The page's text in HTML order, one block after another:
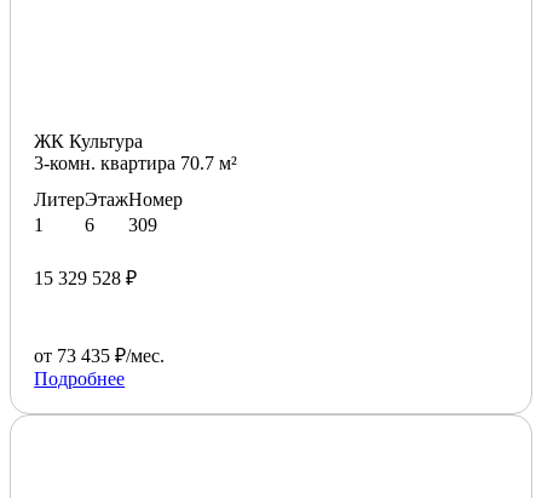
ЖК Культура
3-комн. квартира 70.7 м²
Литер
1
Этаж
6
Номер
309
15 329 528 ₽
от 73 435 ₽/мес.
Подробнее